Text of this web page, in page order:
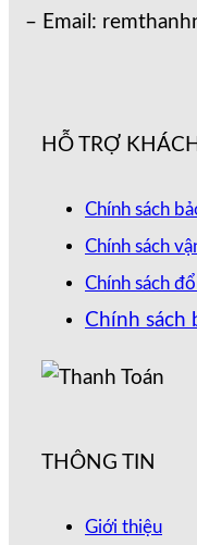
– Email:
HỖ TRỢ
Chính sách
Chính sách
Chính sách
Chính sách
THÔNG TIN
Giới thiệu